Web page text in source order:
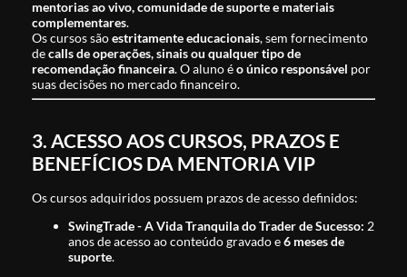
mentorias ao vivo, comunidade de suporte e materiais
complementares.
Os cursos sãoestritamente educacionais, sem fornecimento
decalls de operações, sinais ou qualquer tipo de
recomendação financeira. O aluno éo único responsável por
suas decisões no mercado financeiro.
3. ACESSO AOS CURSOS, PRAZOS E
BENEFÍCIOS DA MENTORIA VIP
Os cursos adquiridos possuem prazos de acesso definidos:
SwingTrade - A Vida Tranquila do Trader de Sucesso: 2
anos de acesso ao conteúdo gravado e6 meses de
suporte.